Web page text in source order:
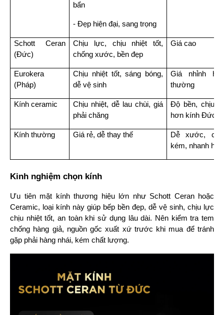
bẩn
- Đẹp hiện đại, sang trọng
Schott Ceran
(Đức)
Chịu lực, chịu nhiệt tốt,
chống xước, bền đẹp
Giá cao
Eurokera
(Pháp)
Chịu nhiệt tốt, sáng bóng,
dễ vệ sinh
Giá nhỉnh
thường
Kính ceramic
Chịu nhiệt, dễ lau chùi, giá
phải chăng
Độ bền, chịu
hơn kính Đức
Kính thường Giá rẻ, dễ thay thế
Dễ xước,
kém, nhanh
Kinh nghiệm chọn kính
Ưu tiên mặt kính thương hiệu lớn như Schott Ceran hoặc
Ceramic, loại kính này giúp bếp bền đẹp, dễ vệ sinh, chịu lực
chịu nhiệt tốt, an toàn khi sử dụng lâu dài. Nên kiểm tra tem
chống hàng giả, nguồn gốc xuất xứ trước khi mua để tránh
gặp phải hàng nhái, kém chất lượng.